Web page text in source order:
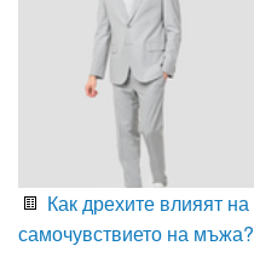
Как дрехите влияят на
самочувствието на мъжа?